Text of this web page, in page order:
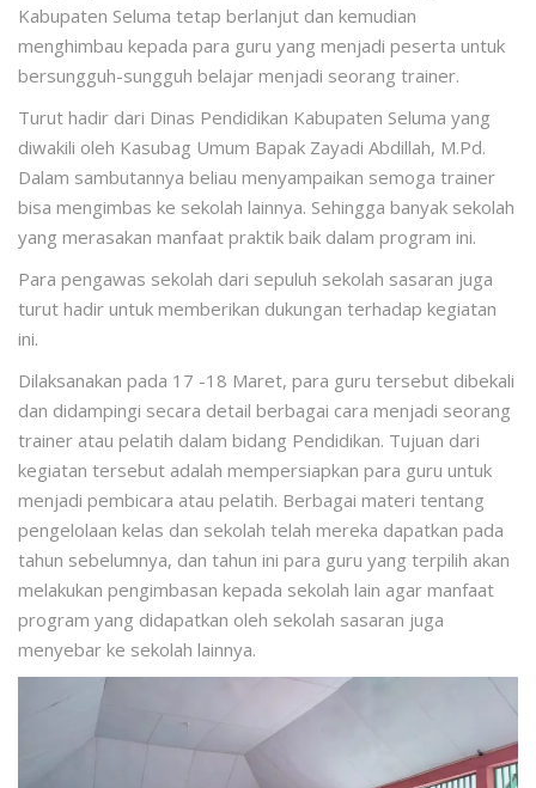
Kabupaten Seluma tetap berlanjut dan kemudian
menghimbau kepada para guru yang menjadi peserta untuk
bersungguh-sungguh belajar menjadi seorang trainer.
Turut hadir dari Dinas Pendidikan Kabupaten Seluma yang
diwakili oleh Kasubag Umum Bapak Zayadi Abdillah, M.Pd.
Dalam sambutannya beliau menyampaikan semoga trainer
bisa mengimbas ke sekolah lainnya. Sehingga banyak sekolah
yang merasakan manfaat praktik baik dalam program ini.
Para pengawas sekolah dari sepuluh sekolah sasaran juga
turut hadir untuk memberikan dukungan terhadap kegiatan
ini.
Dilaksanakan pada 17 -18 Maret, para guru tersebut dibekali
dan didampingi secara detail berbagai cara menjadi seorang
trainer atau pelatih dalam bidang Pendidikan. Tujuan dari
kegiatan tersebut adalah mempersiapkan para guru untuk
menjadi pembicara atau pelatih. Berbagai materi tentang
pengelolaan kelas dan sekolah telah mereka dapatkan pada
tahun sebelumnya, dan tahun ini para guru yang terpilih akan
melakukan pengimbasan kepada sekolah lain agar manfaat
program yang didapatkan oleh sekolah sasaran juga
menyebar ke sekolah lainnya.